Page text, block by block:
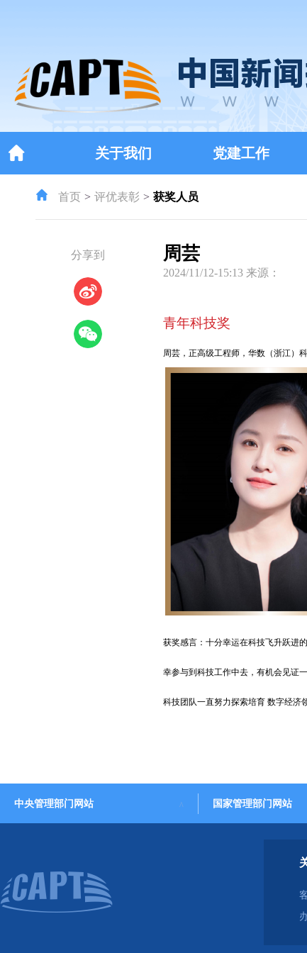
关于我们 党建工作
首页 评优表彰 获奖人员
分享到 周芸
2024/11/12-15:13 来源：
青年科技奖
周芸，正高级工程师，华数（浙江）
获奖感言： 十分幸运在科技飞升跃进
幸参与到科技工作中去，有机会见证
科技团队一直努力探索培育 数字经济
中央管理部门网站 国家管理部门网站